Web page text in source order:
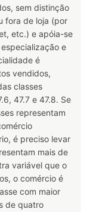
sem distinção
fora de loja (por
etc.) e apóia-se
e
é
vendidos,
classes
47.7 e 47.8. Se
representam
é preciso levar
mais de
variável que o
o comércio é
com maior
de quatro